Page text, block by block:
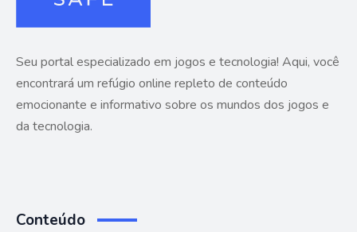
Seu portal especializado em jogos e tecnologia! Aqui, você
encontrará um refúgio online repleto de conteúdo
emocionante e informativo sobre os mundos dos jogos e
da tecnologia.
Conteúdo